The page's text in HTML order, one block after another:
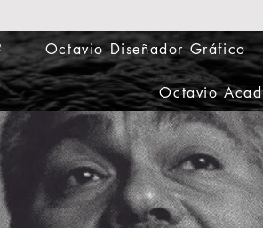
Octavio Diseñador Gráfico
Octavio